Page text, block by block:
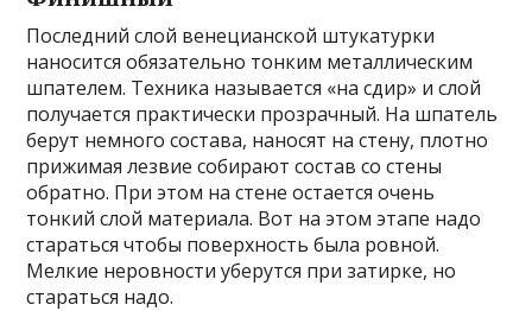
Последний слой венецианской штукатурки
наносится обязательно тонким металлическим
шпателем. Техника называется «на сдир» и слой
получается практически прозрачный. На шпатель
берут немного состава, наносят на стену, плотно
прижимая лезвие собирают состав со стены
обратно. При этом на стене остается очень
тонкий слой материала. Вот на этом этапе надо
стараться чтобы поверхность была ровной.
Мелкие неровности уберутся при затирке, но
стараться надо.